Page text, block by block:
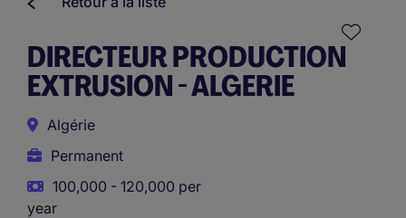
DIRECTEUR PRODUCTION
EXTRUSION - ALGERIE
Algérie
Permanent
100,000 - 120,000 per
year